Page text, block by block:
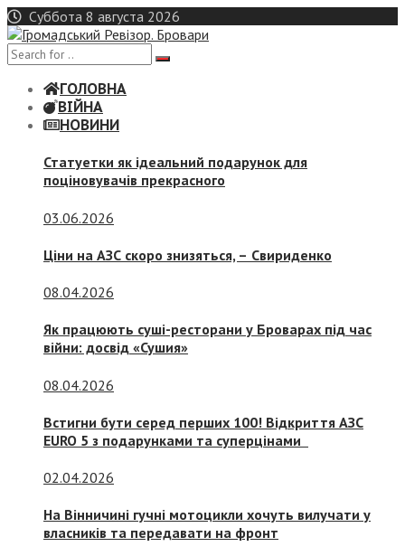
Skip
to
content
Суббота 8 августа 2026
ГОЛОВНА
ВІЙНА
НОВИНИ
Статуетки як ідеальний подарунок для
поціновувачів прекрасного
03.06.2026
Ціни на АЗС скоро знизяться, – Свириденко
08.04.2026
Як працюють суші-ресторани у Броварах під час
війни: досвід «Сушия»
08.04.2026
Встигни бути серед перших 100! Відкриття АЗС
EURO 5 з подарунками та суперцінами
02.04.2026
На Вінничині гучні мотоцикли хочуть вилучати у
власників та передавати на фронт